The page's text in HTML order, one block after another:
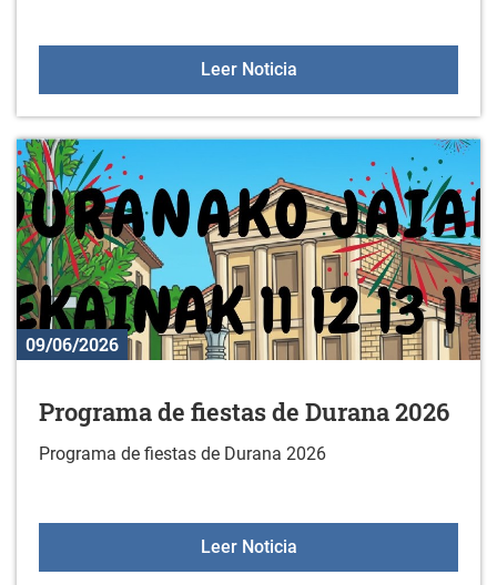
Leer NoticiaOferta deportiva en julio
09/06/2026
Programa de fiestas de Durana 2026
Programa de fiestas de Durana 2026
Leer NoticiaPrograma de fiestas de